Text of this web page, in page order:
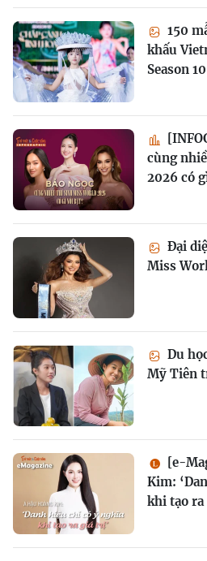
150
khấu
Season 10
cùng
2026 có
Đại
Miss
Du
Mỹ Tiên
[e-
Kim:
khi tạo ra